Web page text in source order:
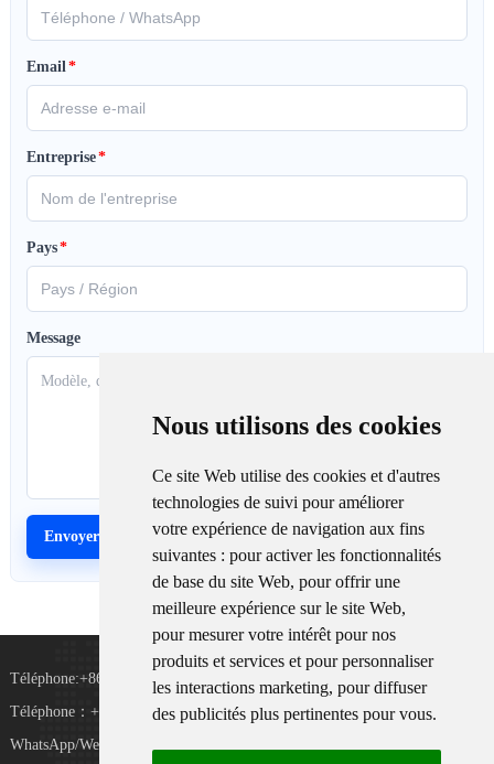
Nous utilisons des cookies
Ce site Web utilise des cookies et d'autres
technologies de suivi pour améliorer
votre expérience de navigation aux fins
suivantes : pour activer les fonctionnalités
de base du site Web, pour offrir une
meilleure expérience sur le site Web,
pour mesurer votre intérêt pour nos
produits et services et pour personnaliser
les interactions marketing, pour diffuser
des publicités plus pertinentes pour vous.
Email *
Entreprise*
Pays*
Message
Téléphone:+8615367865107
Téléphone：+8618073152920
WhatsApp/WeChat:+8615388025079